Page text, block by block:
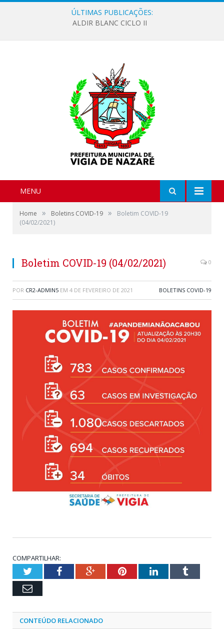
ÚLTIMAS PUBLICAÇÕES:
ALDIR BLANC CICLO II
MENU
Home » Boletins COVID-19 »
Boletim COVID-19
(04/02/2021)
Boletim COVID-19 (04/02/2021) 0
POR CR2-ADMIN5 EM 4 DE FEVEREIRO DE 2021 BOLETINS COVID-19
COMPARTILHAR:
TwitterFacebookGoogle+PinterestLinkedInTumblr
Email
CONTEÚDO RELACIONADO